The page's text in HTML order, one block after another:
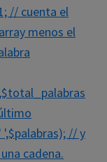
// cuenta el
menos el
// y
cadena.